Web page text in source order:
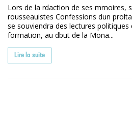
Lors de la rdaction de ses mmoires,
rousseauistes Confessions dun
se souviendra des lectures
formation, au dbut de la Mona...
Lire la suite